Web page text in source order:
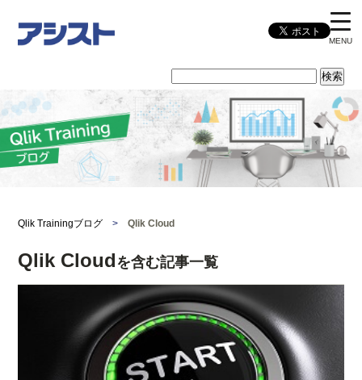
MENU
Qlik Trainingブログ > Qlik Cloud
Qlik Cloudを含む記事一覧